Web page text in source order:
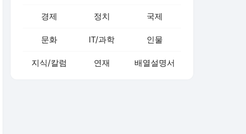
경제 정치 국제
문화 IT/과학 인물
지식/칼럼 연재 배열설명서